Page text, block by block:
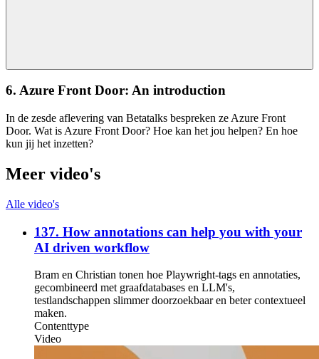
6. Azure Front Door: An introduction
In de zesde aflevering van Betatalks bespreken ze Azure Front
Door. Wat is Azure Front Door? Hoe kan het jou helpen? En hoe
kun jij het inzetten?
Meer video's
Alle video's
137. How annotations can help you with your
AI driven workflow
Bram en Christian tonen hoe Playwright-tags en annotaties,
gecombineerd met graafdatabases en LLM's,
testlandschappen slimmer doorzoekbaar en beter contextueel
maken.
Contenttype
Video